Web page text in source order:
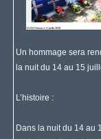
Un hommage sera
la nuit du 14 au 15
L’histoire :
Dans la nuit du 14 au